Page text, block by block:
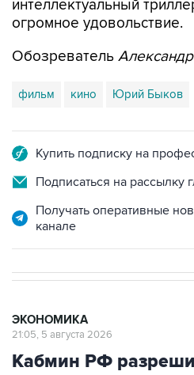
ОбозревательАлександр
фильм кино Юрий Быков
Подписаться на рассылку
Получать оперативные
Кабмин РФ
2027 года импорт,
обращение бензина